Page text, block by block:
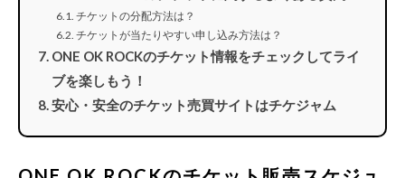
チケットの分配方法は？
チケットが当たりやすい申し込み方法は？
ONE OK ROCKのチケット情報をチェックしてライ
ブを楽しもう！
安心・安全のチケット売買サイトはチケジャム